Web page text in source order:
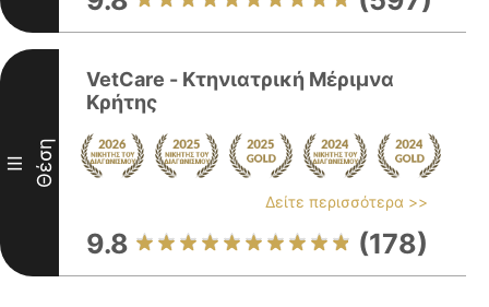
III Θέση
VetCare - Κτηνιατρική Μέριμνα
Κρήτης
Δείτε περισσότερα >>
9.8 (178)